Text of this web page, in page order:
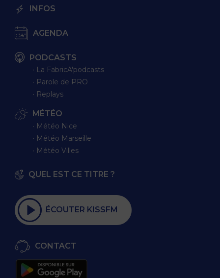
INFOS
AGENDA
PODCASTS
∙ La FabricA'podcasts
∙ Parole de PRO
∙ Replays
MÉTÉO
∙ Météo Nice
∙ Météo Marseille
∙ Météo Villes
QUEL EST CE TITRE ?
ÉCOUTER KISSFM
CONTACT